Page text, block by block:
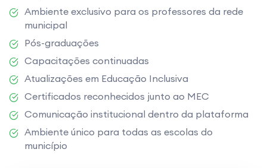
Ambiente exclusivo para os professores da rede
municipal
Pós-graduações
Capacitações continuadas
Atualizações em Educação Inclusiva
Certificados reconhecidos junto ao MEC
Comunicação institucional dentro da plataforma
Ambiente único para todas as escolas do
município